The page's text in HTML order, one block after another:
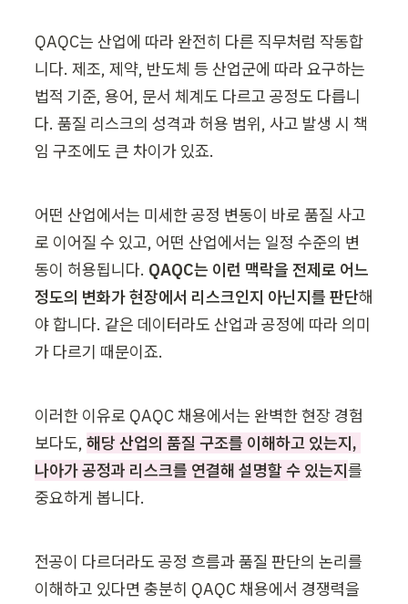
QAQC는 산업에 따라 완전히 다른 직무처럼 작동합
니다. 제조, 제약, 반도체 등 산업군에 따라 요구하는
법적 기준, 용어, 문서 체계도 다르고 공정도 다릅니
다. 품질 리스크의 성격과 허용 범위, 사고 발생 시 책
임 구조에도 큰 차이가 있죠.
어떤 산업에서는 미세한 공정 변동이 바로 품질 사고
로 이어질 수 있고, 어떤 산업에서는 일정 수준의 변
동이 허용됩니다. QAQC는 이런 맥락을 전제로 어느
정도의 변화가 현장에서 리스크인지 아닌지를 판단해
야 합니다. 같은 데이터라도 산업과 공정에 따라 의미
가 다르기 때문이죠.
이러한 이유로 QAQC 채용에서는 완벽한 현장 경험
보다도, 해당 산업의 품질 구조를 이해하고 있는지,
나아가 공정과 리스크를 연결해 설명할 수 있는지를
중요하게 봅니다.
전공이 다르더라도 공정 흐름과 품질 판단의 논리를
이해하고 있다면 충분히 QAQC 채용에서 경쟁력을